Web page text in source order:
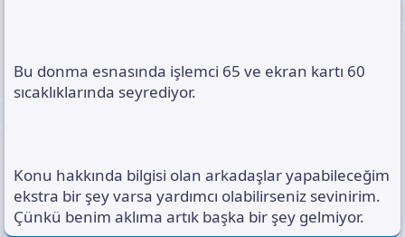
Bu donma esnasında işlemci 65 ve ekran kartı 60
sıcaklıklarında seyrediyor.
Konu hakkında bilgisi olan arkadaşlar yapabileceğim
ekstra bir şey varsa yardımcı olabilirseniz sevinirim.
Çünkü benim aklıma artık başka bir şey gelmiyor.